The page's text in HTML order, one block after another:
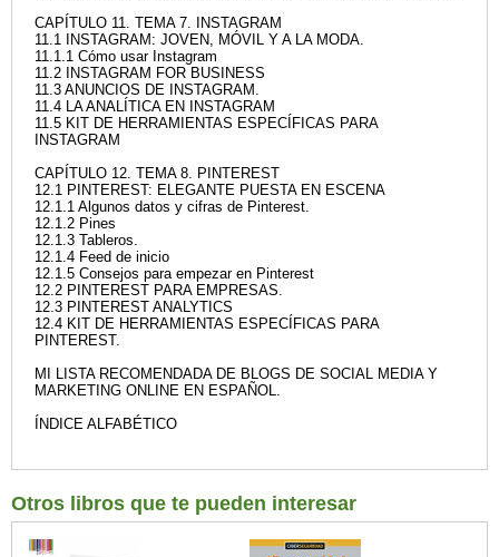
CAPÍTULO 11. TEMA 7. INSTAGRAM
11.1 INSTAGRAM: JOVEN, MÓVIL Y A LA MODA.
11.1.1 Cómo usar Instagram
11.2 INSTAGRAM FOR BUSINESS
11.3 ANUNCIOS DE INSTAGRAM.
11.4 LA ANALÍTICA EN INSTAGRAM
11.5 KIT DE HERRAMIENTAS ESPECÍFICAS PARA
INSTAGRAM
CAPÍTULO 12. TEMA 8. PINTEREST
12.1 PINTEREST: ELEGANTE PUESTA EN ESCENA
12.1.1 Algunos datos y cifras de Pinterest.
12.1.2 Pines
12.1.3 Tableros.
12.1.4 Feed de inicio
12.1.5 Consejos para empezar en Pinterest
12.2 PINTEREST PARA EMPRESAS.
12.3 PINTEREST ANALYTICS
12.4 KIT DE HERRAMIENTAS ESPECÍFICAS PARA
PINTEREST.
MI LISTA RECOMENDADA DE BLOGS DE SOCIAL MEDIA Y
MARKETING ONLINE EN ESPAÑOL.
ÍNDICE ALFABÉTICO
Otros libros que te pueden interesar